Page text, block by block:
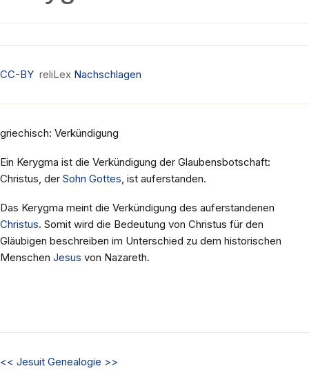
CC-BY reliLex Nachschlagen
griechisch: Verkündigung
Ein Kerygma ist die Verkündigung der Glaubensbotschaft:
Christus, der Sohn Gottes, ist auferstanden.
Das Kerygma meint die Verkündigung des auferstandenen
Christus. Somit wird die Bedeutung von Christus für den
Gläubigen beschreiben im Unterschied zu dem historischen
Menschen Jesus von Nazareth.
<< Jesuit Genealogie >>